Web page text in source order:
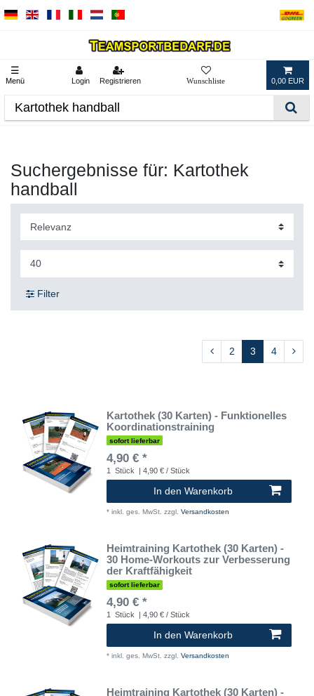
☰
Menü Login Registrieren 0,00 EUR
Suchergebnisse für: Kartothek
handball
Filter
2 3 4
Kartothek (30 Karten) - Funktionelles
Koordinationstraining
sofort lieferbar
4,90 € *
1 Stück | 4,90 € / Stück
In den Warenkorb
* inkl. ges. MwSt. zzgl. Versandkosten
Heimtraining Kartothek (30 Karten) -
30 Home-Workouts zur Verbesserung
der Kraftfähigkeit
sofort lieferbar
4,90 € *
1 Stück | 4,90 € / Stück
In den Warenkorb
* inkl. ges. MwSt. zzgl. Versandkosten
Heimtraining Kartothek (30 Karten) -